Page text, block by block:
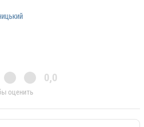
0,0
оценить